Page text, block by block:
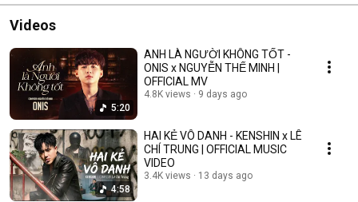
Videos
5:20
ANH LÀ NGƯỜI KHÔNG TỐT -
ONIS x NGUYỄN THẾ MINH |
OFFICIAL MV
4.8K views 9 days ago
4:58
HAI KẺ VÔ DANH - KENSHIN x LÊ
CHÍ TRUNG | OFFICIAL MUSIC
VIDEO
3.4K views 13 days ago